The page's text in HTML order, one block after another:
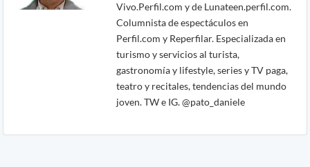
Vivo.Perfil.com y de Lunateen.perfil.com.
Columnista de espectáculos en
Perfil.com y Reperfilar. Especializada en
turismo y servicios al turista,
gastronomía y lifestyle, series y TV paga,
teatro y recitales, tendencias del mundo
joven. TW e IG. @pato_daniele